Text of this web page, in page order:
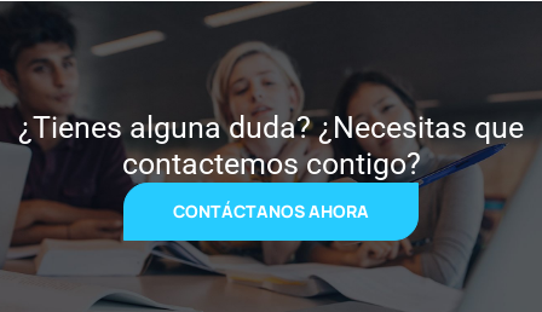
¿Tienes alguna duda? ¿Necesitas que
contactemos contigo?
CONTÁCTANOS AHORA